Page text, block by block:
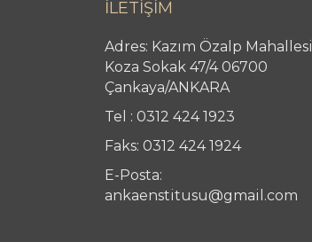
İLETİŞİM
Adres: Kazım Özalp Mahallesi
Koza Sokak 47/4 06700
Çankaya/ANKARA
Tel : 0312 424 1923
Faks: 0312 424 1924
E-Posta:
ankaenstitusu@gmail.com